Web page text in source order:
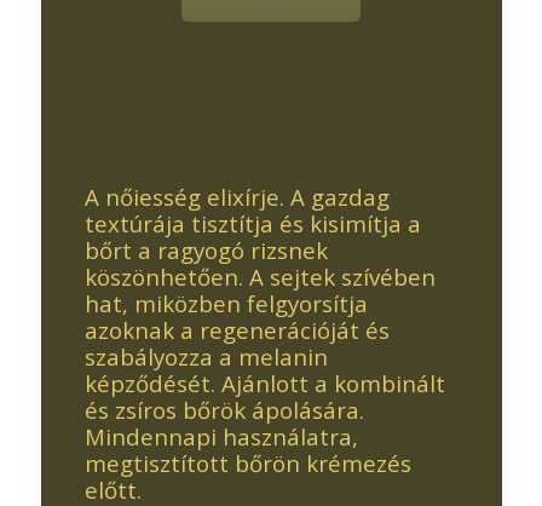
A nőiesség elixírje. A gazdag
textúrája tisztítja és kisimítja a
bőrt a ragyogó rizsnek
köszönhetően. A sejtek szívében
hat, miközben felgyorsítja
azoknak a regenerációját és
szabályozza a melanin
képződését. Ajánlott a kombinált
és zsíros bőrök ápolására.
Mindennapi használatra,
megtisztított bőrön krémezés
előtt.